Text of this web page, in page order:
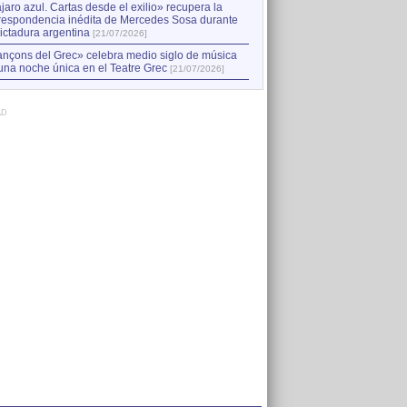
azul. Cartas desde el exilio» recupera la
inédita de Mercedes Sosa durante
argentina [21/07/2026]
del Grec» celebra medio siglo de música
noche única en el Teatre Grec [21/07/2026]